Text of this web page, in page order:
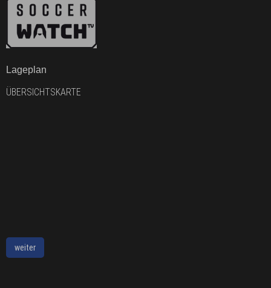
Lageplan
ÜBERSICHTSKARTE
weiter